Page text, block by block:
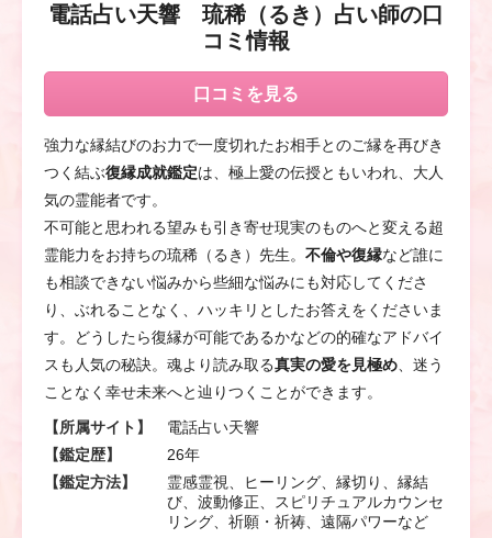
電話占い天響 琉稀（るき）占い師の口
コミ情報
口コミを見る
強力な縁結びのお力で一度切れたお相手とのご縁を再びき
つく結ぶ復縁成就鑑定は、極上愛の伝授ともいわれ、大人
気の霊能者です。
不可能と思われる望みも引き寄せ現実のものへと変える超
霊能力をお持ちの琉稀（るき）先生。 不倫や復縁など誰に
も相談できない悩みから些細な悩みにも対応してくださ
り、ぶれることなく、ハッキリとしたお答えをくださいま
す。どうしたら復縁が可能であるかなどの的確なアドバイ
スも人気の秘訣。魂より読み取る真実の愛を見極め 、迷う
ことなく幸せ未来へと辿りつくことができます。
【所属サイト】
電話占い天響
【鑑定歴】
26年
【鑑定方法】
霊感霊視、ヒーリング、縁切り、縁結
び、波動修正、スピリチュアルカウンセ
リング、祈願・祈祷、遠隔パワーなど